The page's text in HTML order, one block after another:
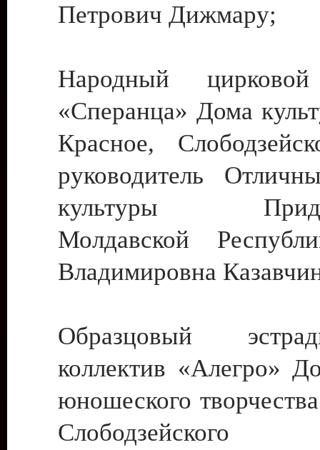
Петрович Дижмару;
Народный цирковой
«Сперанца» Дома
Красное,
руководитель
культуры
Молдавской
Владимировна
Образцовый
коллектив «Алегро»
юношеского